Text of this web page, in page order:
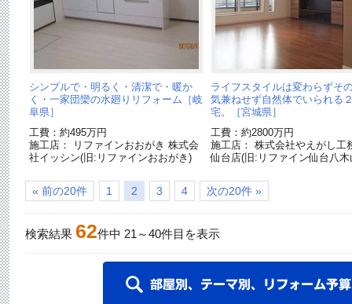
シンプルで・明るく・清潔で・暖か
く・一家団欒の水廻りリフォーム［岐
阜県］
工費：約495万円
施工店： リファインおおがき 株式会
社イッシン(旧:リファインおおがき)
ライフスタイルは変わらずそ
気兼ねせず自然体でいられる
宅。［宮城県］
工費：約2800万円
施工店： 株式会社やえがし
仙台店(旧:リファイン仙台八木
« 前の20件 1 2 3 4 次の20件 »
検索結果 62件中 21 ～40件目を表示